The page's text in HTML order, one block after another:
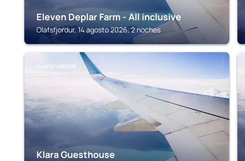
Eleven Deplar Farm - All inclusive
Olafsfjordur, 14 agosto 2026, 2 noches
OLAFSFJORDUR
Klara Guesthouse